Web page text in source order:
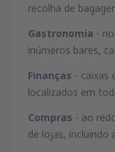
recolha de
Gastronomia -
inúmeros bares,
Finanças - caixas
localizados em
Compras - ao
de lojas, incluindo